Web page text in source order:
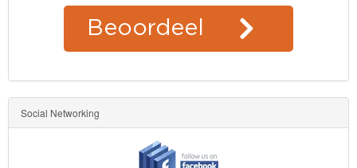
Social Networking